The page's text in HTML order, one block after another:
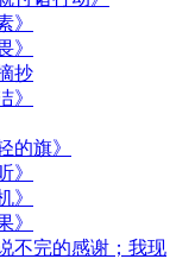
》
》
抄
》
的旗》
》
》
》
不完的感谢；我现